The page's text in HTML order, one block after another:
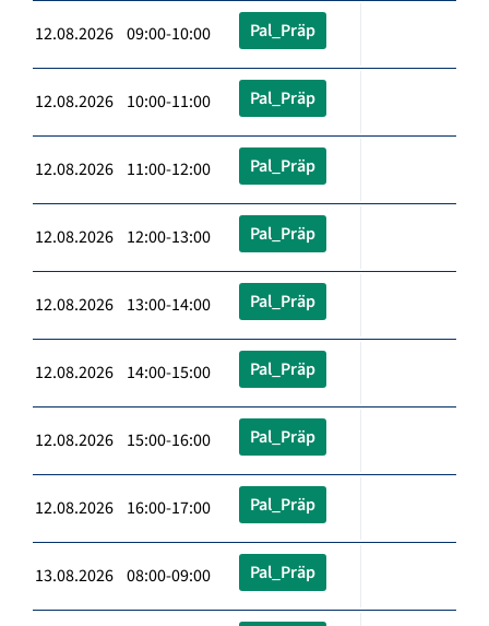
12.08.2026 09:00-10:00 Pal_Präp
12.08.2026 10:00-11:00 Pal_Präp
12.08.2026 11:00-12:00 Pal_Präp
12.08.2026 12:00-13:00 Pal_Präp
12.08.2026 13:00-14:00 Pal_Präp
12.08.2026 14:00-15:00 Pal_Präp
12.08.2026 15:00-16:00 Pal_Präp
12.08.2026 16:00-17:00 Pal_Präp
13.08.2026 08:00-09:00 Pal_Präp